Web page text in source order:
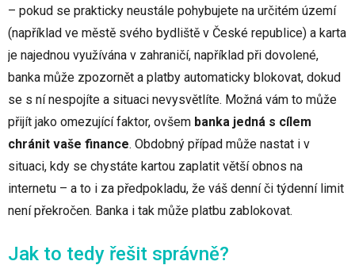
– pokud se prakticky neustále pohybujete na určitém území
(například ve městě svého bydliště v České republice) a karta
je najednou využívána v zahraničí, například při dovolené,
banka může zpozornět a platby automaticky blokovat, dokud
se s ní nespojíte a situaci nevysvětlíte. Možná vám to může
přijít jako omezující faktor, ovšem banka jedná s cílem
chránit vaše finance. Obdobný případ může nastat i v
situaci, kdy se chystáte kartou zaplatit větší obnos na
internetu – a to i za předpokladu, že váš denní či týdenní limit
není překročen. Banka i tak může platbu zablokovat.
Jak to tedy řešit správně?